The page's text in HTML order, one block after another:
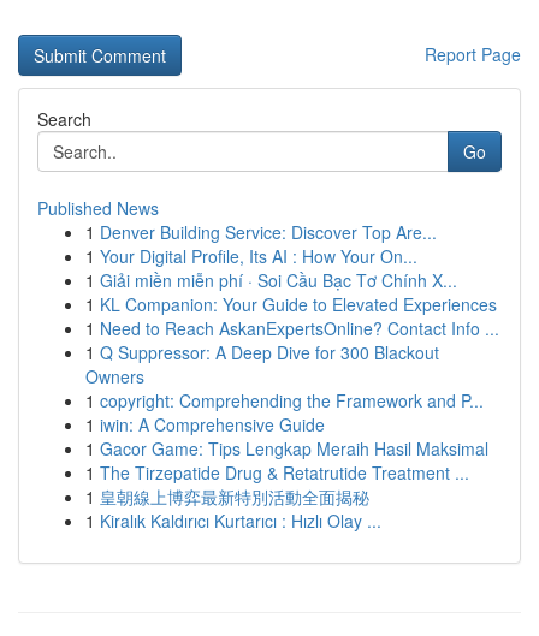
Report Page
Search
Go
Published News
1 Denver Building Service: Discover Top Are...
1 Your Digital Profile, Its AI : How Your On...
1 Giải miền miễn phí · Soi Cầu Bạc Tơ Chính X...
1 KL Companion: Your Guide to Elevated Experiences
1 Need to Reach AskanExpertsOnline? Contact Info ...
1 Q Suppressor: A Deep Dive for 300 Blackout
Owners
1 copyright: Comprehending the Framework and P...
1 iwin: A Comprehensive Guide
1 Gacor Game: Tips Lengkap Meraih Hasil Maksimal
1 The Tirzepatide Drug & Retatrutide Treatment ...
1 皇朝線上博弈最新特別活動全面揭秘
1 Kiralık Kaldırıcı Kurtarıcı : Hızlı Olay ...